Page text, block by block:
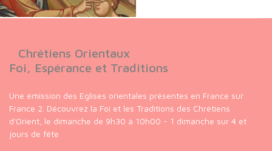
Chrétiens Orientaux
Foi, Espérance et Traditions
Une émission des Eglises orientales présentes en France sur
France 2. Découvrez la Foi et les Traditions des Chrétiens
d'Orient, le dimanche de 9h30 à 10h00 - 1 dimanche sur 4 et
jours de fête